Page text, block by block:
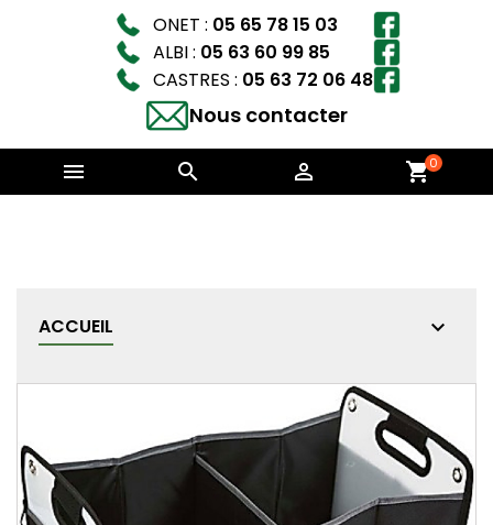
ONET : 05 65 78 15 03
ALBI : 05 63 60 99 85
CASTRES : 05 63 72 06 48
Nous contacter
   shopping_cart0
ACCUEIL